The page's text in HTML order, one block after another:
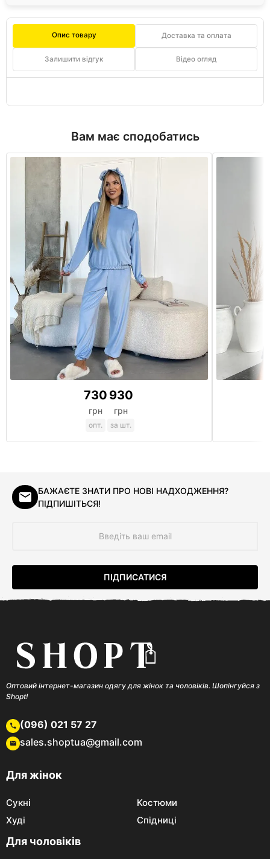
Опис товару Доставка та оплата
Залишити відгук Відео огляд
Вам має сподобатись
730
грн
опт.
930
грн
за шт.
БАЖАЄТЕ ЗНАТИ ПРО НОВІ НАДХОДЖЕННЯ?
ПІДПИШІТЬСЯ!
Оптовий інтернет-магазин одягу для жінок та чоловіків. Шопінгуйся з
Shopt!
(096) 021 57 27
sales.shoptua@gmail.com
Для жінок
Сукні
Костюми
Худі
Спідниці
Для чоловіків